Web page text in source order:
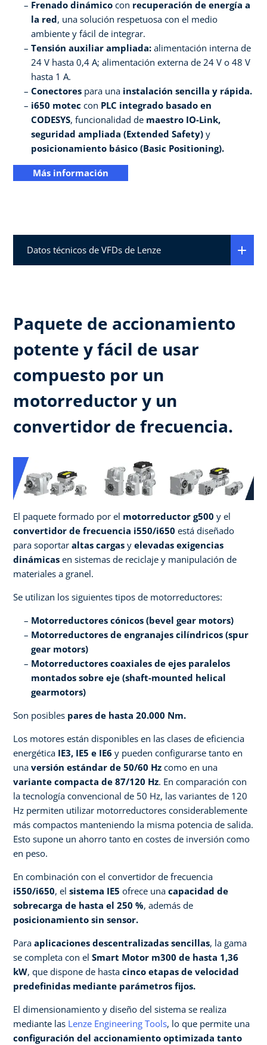
Frenado dinámico con recuperación de energía a
la red, una solución respetuosa con el medio
ambiente y fácil de integrar.
Tensión auxiliar ampliada: alimentación interna de
24 V hasta 0,4 A; alimentación externa de 24 V o 48 V
hasta 1 A.
Conectores para una instalación sencilla y rápida.
i650 motec con PLC integrado basado en
CODESYS, funcionalidad de maestro IO-Link,
seguridad ampliada (Extended Safety) y
posicionamiento básico (Basic Positioning).
Más información
Datos técnicos de VFDs de Lenze
Paquete de accionamiento
potente y fácil de usar
compuesto por un
motorreductor y un
convertidor de frecuencia.
El paquete formado por el motorreductor g500 y el
convertidor de frecuencia i550/i650 está diseñado
para soportar altas cargas y elevadas exigencias
dinámicas en sistemas de reciclaje y manipulación de
materiales a granel.
Se utilizan los siguientes tipos de motorreductores:
Motorreductores cónicos (bevel gear motors)
Motorreductores de engranajes cilíndricos (spur
gear motors)
Motorreductores coaxiales de ejes paralelos
montados sobre eje (shaft-mounted helical
gearmotors)
Son posibles pares de hasta 20.000 Nm.
Los motores están disponibles en las clases de eficiencia
energética IE3, IE5 e IE6 y pueden configurarse tanto en
una versión estándar de 50/60 Hz como en una
variante compacta de 87/120 Hz. En comparación con
la tecnología convencional de 50 Hz, las variantes de 120
Hz permiten utilizar motorreductores considerablemente
más compactos manteniendo la misma potencia de salida.
Esto supone un ahorro tanto en costes de inversión como
en peso.
En combinación con el convertidor de frecuencia
i550/i650, el sistema IE5 ofrece una capacidad de
sobrecarga de hasta el 250 %, además de
posicionamiento sin sensor.
Para aplicaciones descentralizadas sencillas, la gama
se completa con el Smart Motor m300 de hasta 1,36
kW, que dispone de hasta cinco etapas de velocidad
predefinidas mediante parámetros fijos.
El dimensionamiento y diseño del sistema se realiza
mediante las Lenze Engineering Tools, lo que permite una
configuración del accionamiento optimizada tanto